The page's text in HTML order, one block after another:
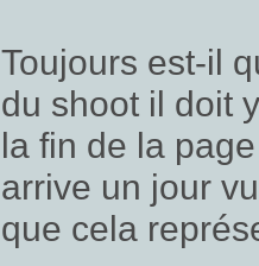
Toujours est-il
du shoot il doit
la fin de la
arrive un jour
que cela